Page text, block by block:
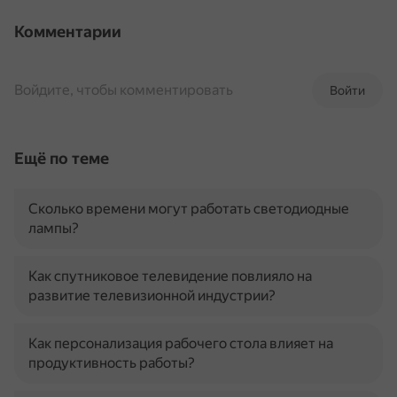
Комментарии
Войти
Войдите, чтобы комментировать
Ещё по теме
Сколько времени могут работать светодиодные
лампы?
Как спутниковое телевидение повлияло на
развитие телевизионной индустрии?
Как персонализация рабочего стола влияет на
продуктивность работы?